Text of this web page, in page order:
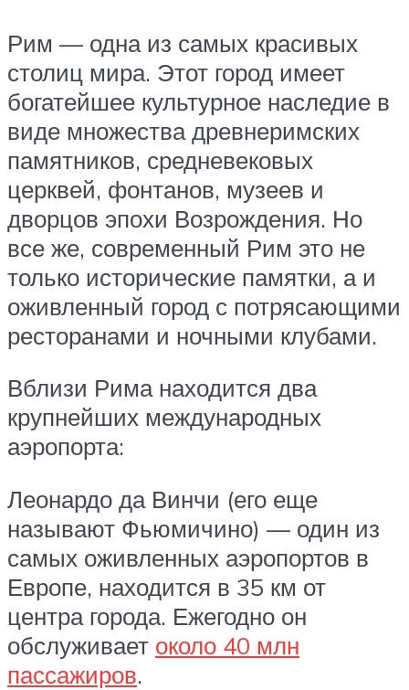
Рим — одна из самых красивых
столиц мира. Этот город имеет
богатейшее культурное наследие в
виде множества древнеримских
памятников, средневековых
церквей, фонтанов, музеев и
дворцов эпохи Возрождения. Но
все же, современный Рим это не
только исторические памятки, а и
оживленный город с потрясающими
ресторанами и ночными клубами.
Вблизи Рима находится два
крупнейших международных
аэропорта:
Леонардо да Винчи (его еще
называют Фьюмичино) — один из
самых оживленных аэропортов в
Европе, находится в 35 км от
центра города. Ежегодно он
обслуживает около 40 млн
пассажиров.